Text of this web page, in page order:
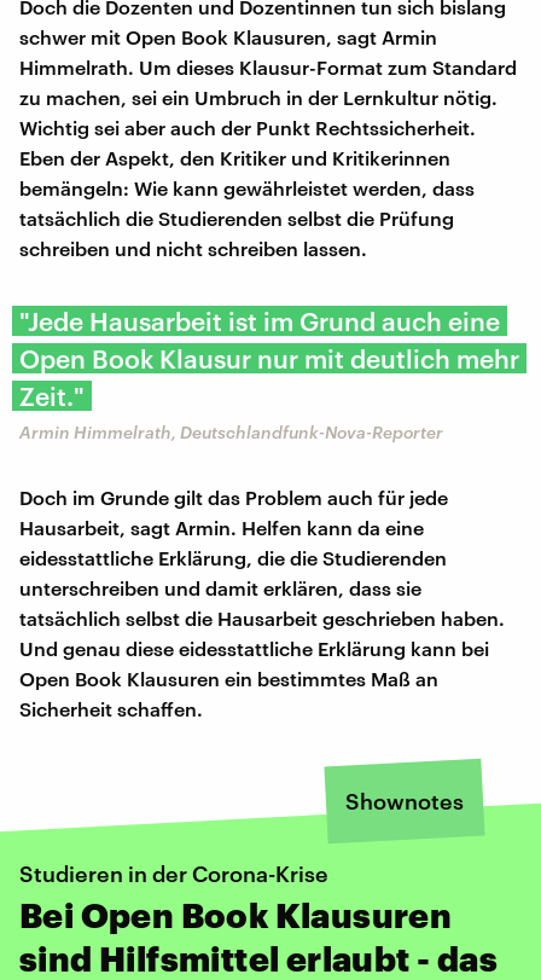
Doch die Dozenten und Dozentinnen tun sich bislang
schwer mit Open Book Klausuren, sagt Armin
Himmelrath. Um dieses Klausur-Format zum Standard
zu machen, sei ein Umbruch in der Lernkultur nötig.
Wichtig sei aber auch der Punkt Rechtssicherheit.
Eben der Aspekt, den Kritiker und Kritikerinnen
bemängeln: Wie kann gewährleistet werden, dass
tatsächlich die Studierenden selbst die Prüfung
schreiben und nicht schreiben lassen.
"Jede Hausarbeit ist im Grund auch eine
Open Book Klausur nur mit deutlich mehr
Zeit."
Armin Himmelrath, Deutschlandfunk-Nova-Reporter
Doch im Grunde gilt das Problem auch für jede
Hausarbeit, sagt Armin. Helfen kann da eine
eidesstattliche Erklärung, die die Studierenden
unterschreiben und damit erklären, dass sie
tatsächlich selbst die Hausarbeit geschrieben haben.
Und genau diese eidesstattliche Erklärung kann bei
Open Book Klausuren ein bestimmtes Maß an
Sicherheit schaffen.
Shownotes
Studieren in der Corona-Krise
Bei Open Book Klausuren
sind Hilfsmittel erlaubt - das